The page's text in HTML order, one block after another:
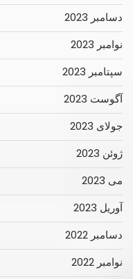
دسامبر 2023
نوامبر 2023
سپتامبر 2023
آگوست 2023
جولای 2023
ژوئن 2023
می 2023
آوریل 2023
دسامبر 2022
نوامبر 2022